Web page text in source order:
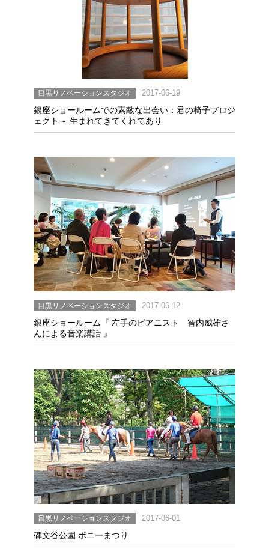
目黒リノベーションスタジオ 2017-06-19
銀座ショールームでの素敵な出会い：君の椅子プロジ
ェクト～ 生まれてきてくれてあり
目黒リノベーションスタジオ 2017-06-12
銀座ショールーム『 左手のピアニスト 智内威雄さ
んによる音楽講話 』
目黒リノベーションスタジオ 2017-06-01
碑文谷公園 ポニーまつり